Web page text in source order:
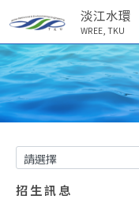
淡江水環
WREE, TKU
招生訊息